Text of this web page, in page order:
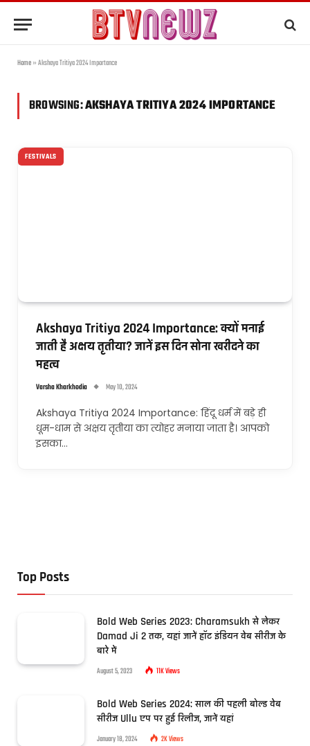
Home»Akshaya Tritiya 2024 Importance
BROWSING:AKSHAYA TRITIYA 2024 IMPORTANCE
FESTIVALS
Akshaya Tritiya 2024 Importance: क्यों मनाई
जाती है अक्षय तृतीया? जानें इस दिन सोना खरीदने का
महत्व
Varsha Kharkhodia May 10, 2024
Akshaya Tritiya 2024 Importance: हिंदू धर्म में बड़े ही
धूम-धाम से अक्षय तृतीया का त्योहर मनाया जाता है। आपको
इसका…
Top Posts
Bold Web Series 2023: Charamsukh से लेकर
Damad Ji 2 तक, यहां जानें हॉट इंडियन वेब सीरीज के
बारे में
August 5, 2023 11KViews
Bold Web Series 2024: साल की पहली बोल्ड वेब
सीरीज Ullu एप पर हुई रिलीज, जानें यहां
January 18, 2024 2KViews